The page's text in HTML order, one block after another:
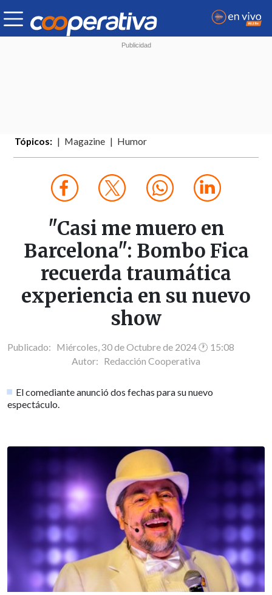
Tópicos: Magazine Humor
"Casi me muero en
Barcelona": Bombo Fica
recuerda traumática
experiencia en su nuevo
show
Publicado: Miércoles, 30 de Octubre de 2024 🕐 15:08
Autor: Redacción Cooperativa
El comediante anunció dos fechas para su nuevo
espectáculo.